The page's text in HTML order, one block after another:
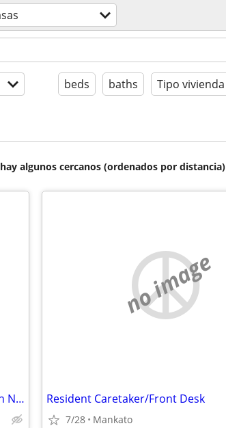
beds baths Tipo vivienda
algunos cercanos (ordenados por distancia)
Remodeler/Maintenance Tech (Henderson Nebraska)
no image
Resident Caretaker/Front Desk
7/28 Mankato